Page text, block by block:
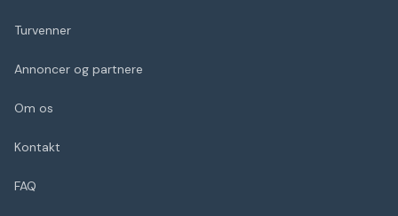
Turvenner
Annoncer og partnere
Om os
Kontakt
FAQ